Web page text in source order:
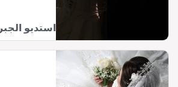
استديو الجبر